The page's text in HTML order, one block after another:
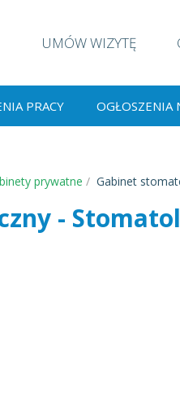
UMÓW WIZYTĘ
PRACY OGŁOSZENIA
prywatne Gabinet
-